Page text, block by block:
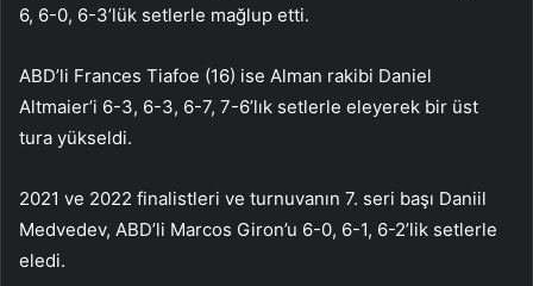
6, 6-0, 6-3’lük setlerle mağlup etti.
ABD’li Frances Tiafoe (16) ise Alman rakibi Daniel
Altmaier’i 6-3, 6-3, 6-7, 7-6’lık setlerle eleyerek bir üst
tura yükseldi.
2021 ve 2022 finalistleri ve turnuvanın 7. seri başı Daniil
Medvedev, ABD’li Marcos Giron’u 6-0, 6-1, 6-2’lik setlerle
eledi.